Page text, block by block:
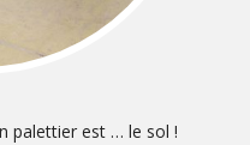
palettier est … le sol !